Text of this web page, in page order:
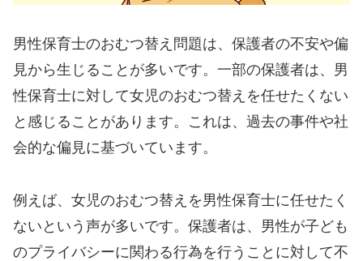
男性保育士のおむつ替え問題は、保護者の不安や偏
見から生じることが多いです。一部の保護者は、男
性保育士に対して女児のおむつ替えを任せたくない
と感じることがあります。これは、過去の事件や社
会的な偏見に基づいています。
例えば、女児のおむつ替えを男性保育士に任せたく
ないという声が多いです。保護者は、男性が子ども
のプライバシーに関わる行為を行うことに対して不